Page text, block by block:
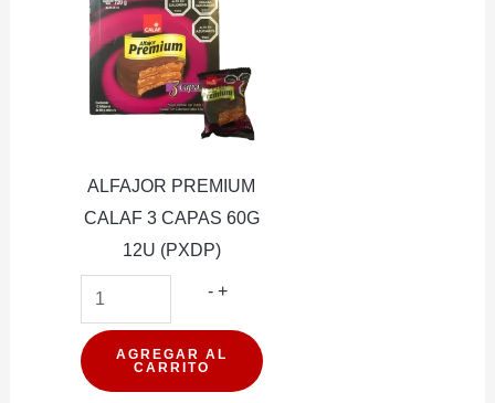
(PXDP)
cantidad
ALFAJOR PREMIUM
CALAF 3 CAPAS 60G
12U (PXDP)
- ALFAJOR
CALAF
+
AGREGAR AL
CARRITO